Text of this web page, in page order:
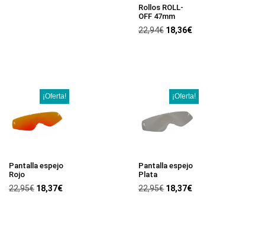
Rollos ROLL-
OFF 47mm
22,94€ 18,36€
¡Oferta!
Pantalla espejo
Rojo
22,95€ 18,37€
¡Oferta!
Pantalla espejo
Plata
22,95€ 18,37€